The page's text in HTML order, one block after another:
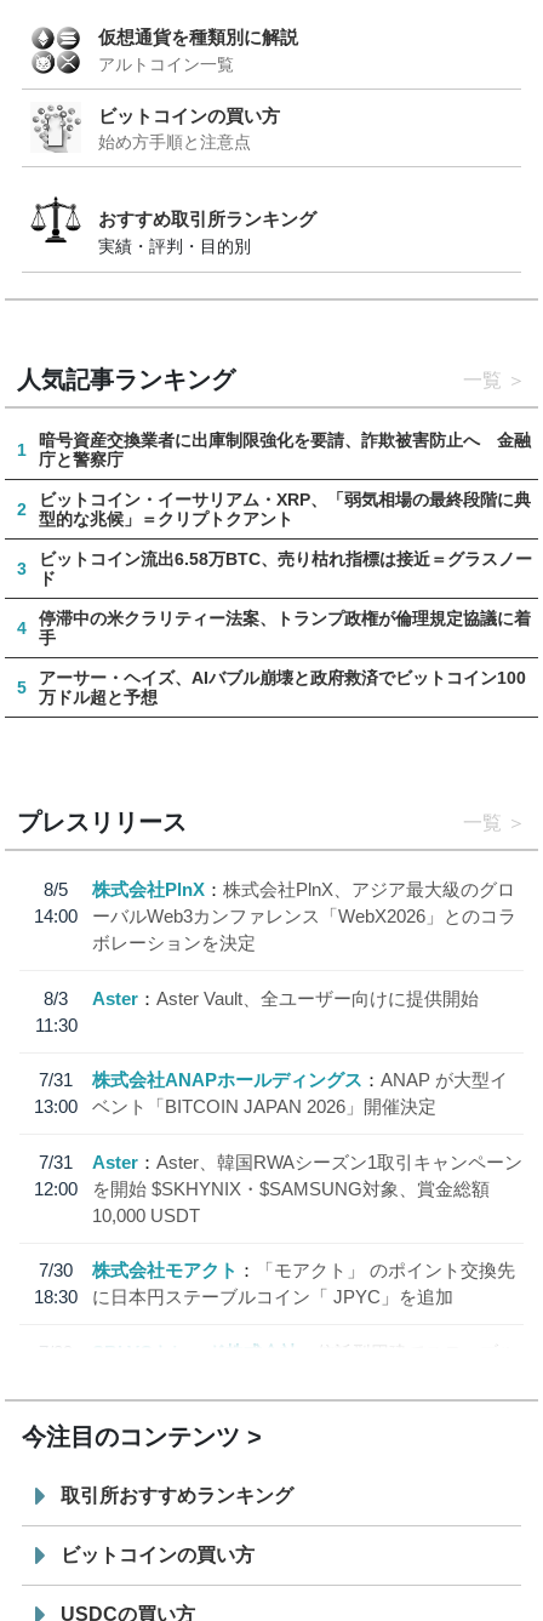
仮想通貨を種類別に解説
アルトコイン一覧
ビットコインの買い方
始め方手順と注意点
おすすめ取引所ランキング
実績・評判・目的別
人気記事ランキング 一覧
1
暗号資産交換業者に出庫制限強化を要請、詐欺被害防止へ 金融
庁と警察庁
2
ビットコイン・イーサリアム・XRP、「弱気相場の最終段階に典
型的な兆候」＝クリプトクアント
3
ビットコイン流出6.58万BTC、売り枯れ指標は接近＝グラスノー
ド
4
停滞中の米クラリティー法案、トランプ政権が倫理規定協議に着
手
5
アーサー・ヘイズ、AIバブル崩壊と政府救済でビットコイン100
万ドル超と予想
プレスリリース 一覧
8/5
14:00
株式会社PlnX
株式会社PlnX、アジア最大級のグロ
ーバルWeb3カンファレンス「WebX2026」とのコラ
ボレーションを決定
8/3
11:30
Aster Aster Vault、全ユーザー向けに提供開始
7/31
13:00
株式会社ANAPホールディングス
ANAP が大型イ
ベント「BITCOIN JAPAN 2026」開催決定
7/31
12:00
Aster
Aster、韓国RWAシーズン1取引キャンペーン
を開始 $SKHYNIX・$SAMSUNG対象、賞金総額
10,000 USDT
7/30
18:30
株式会社モアクト
「モアクト」 のポイント交換先
に日本円ステーブルコイン「 JPYC」を追加
7/29
SBI VCトレード株式会社
信託型円建てステーブル
今注目のコンテンツ
取引所おすすめランキング
ビットコインの買い方
USDCの買い方